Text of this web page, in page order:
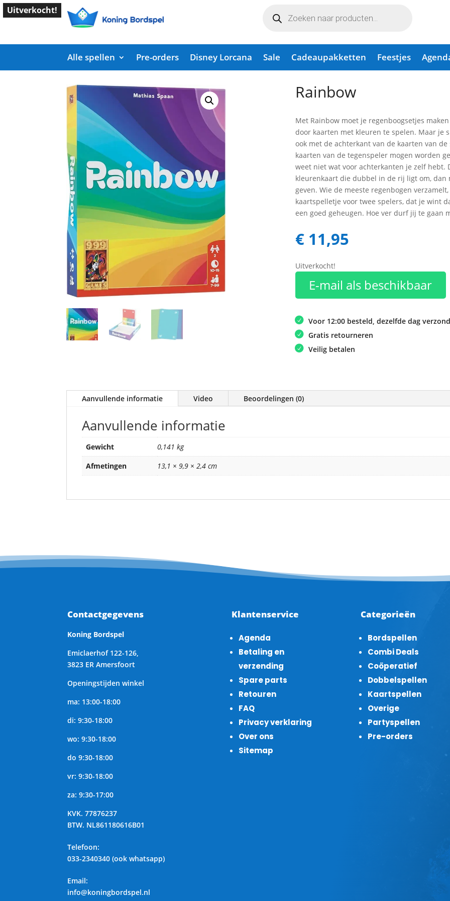
zoeken
Alle spellen Pre-orders Disney Lorcana Sale Cadeaupakketten Feestjes
Uitverkocht!
Start /Shop/Kaartspellen/ Rainbow
Rainbow
Met Rainbow moet je regenboogsetjes
door kaarten met kleuren te spelen. Maar je
ook met de achterkant van de kaarten van
kaarten van de tegenspeler mogen worden
weet niet wat voor achterkanten je zelf hebt.
kleurenkaart die dubbel in de rij ligt om,
geven. Wie de meeste regenbogen
kaartspelletje voor twee spelers, dat je wint
een goed geheugen. Hoe ver durf jij te gaan
€11,95
Uitverkocht!
E-mail als beschikbaar
Voor 12:00 besteld, dezelfde dag
Gratis retourneren
Veilig betalen
Aanvullende informatie Video Beoordelingen (0)
Aanvullende informatie
Gewicht
0,141 kg
Afmetingen
13,1 × 9,9 × 2,4 cm
Contactgegevens
Koning Bordspel
Emiclaerhof 122-126,
3823 ER Amersfoort
Openingstijden winkel
ma: 13:00-18:00
di: 9:30-18:00
wo: 9:30-18:00
do 9:30-18:00
vr: 9:30-18:00
za: 9:30-17:00
KVK. 77876237
BTW. NL861180616B01
Telefoon:
033-2340340 (ook whatsapp)
Email:
info@koningbordspel.nl
Klantenservice
Agenda
Betaling en
verzending
Spare parts
Retouren
FAQ
Privacy verklaring
Over ons
Sitemap
Categorieën
Bordspellen
Combi Deals
Coöperatief
Dobbelspellen
Kaartspellen
Overige
Partyspellen
Pre-orders